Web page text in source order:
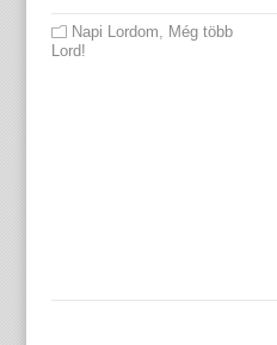
Napi Lordom, Még több
Lord!